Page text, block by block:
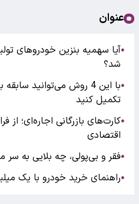
عنوان
●
شد؟
●
با این 4 روش می‌توانید
تکمیل کنید
●کارت‌های بازرگانی اجاره‌ای؛ از
اقتصادی
●فقر و بی‌پولی، چه بلایی به سر
●راهنمای خرید خودرو با یک